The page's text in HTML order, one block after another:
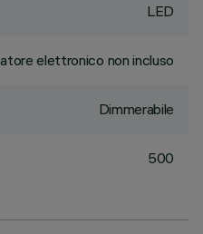
LED
elettronico non incluso
Dimmerabile
500